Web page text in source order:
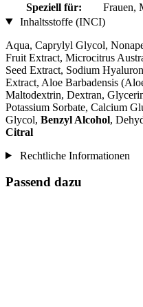
Speziell für:
Frauen,
Inhaltsstoffe (INCI)
Aqua, Caprylyl Glycol,
Fruit Extract, Microcitrus
Seed Extract, Sodium
Extract, Aloe Barbadensis
Maltodextrin, Dextran,
Potassium Sorbate, Calcium
Glycol, Benzyl Alcohol,
Citral
Rechtliche Informationen
Passend dazu